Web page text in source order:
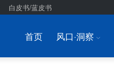
白皮书/蓝皮书
首页 风口·洞察 I